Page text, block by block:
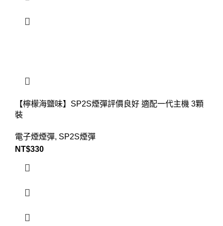
【檸檬海鹽味】SP2S煙彈評價良好 適配一代主機 3顆
裝
電子煙煙彈, SP2S煙彈
NT$330